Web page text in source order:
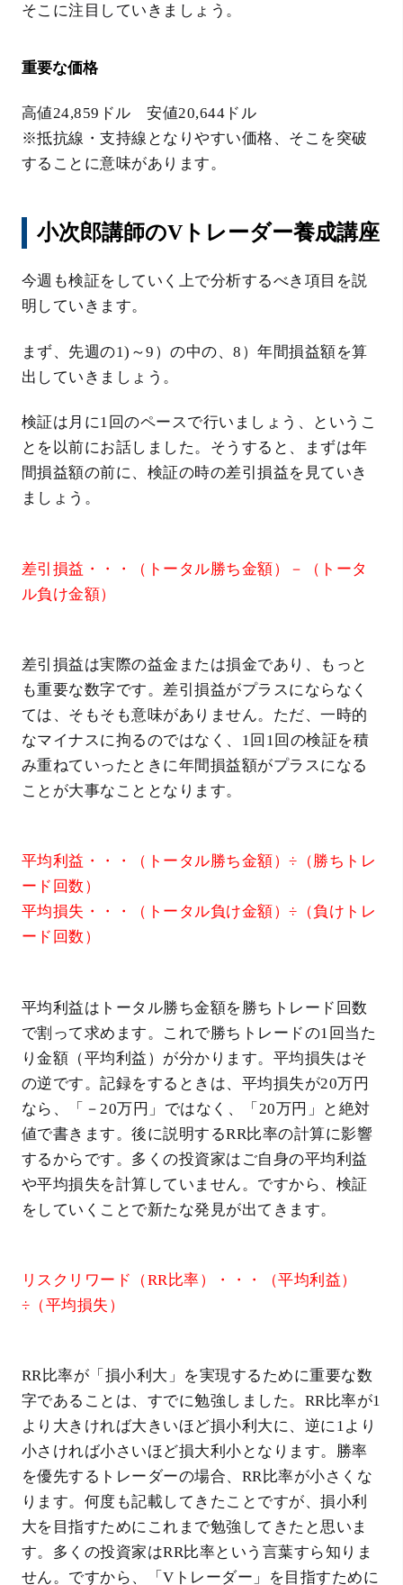
そこに注目していきましょう。
重要な価格
高値24,859ドル 安値20,644ドル
※抵抗線・支持線となりやすい価格、そこを突破
することに意味があります。
小次郎講師のVトレーダー養成講座
今週も検証をしていく上で分析するべき項目を説
明していきます。
まず、先週の1)～9）の中の、8）年間損益額を算
出していきましょう。
検証は月に1回のペースで行いましょう、というこ
とを以前にお話しました。そうすると、まずは年
間損益額の前に、検証の時の差引損益を見ていき
ましょう。
差引損益・・・（トータル勝ち金額）－（トータ
ル負け金額）
差引損益は実際の益金または損金であり、もっと
も重要な数字です。差引損益がプラスにならなく
ては、そもそも意味がありません。ただ、一時的
なマイナスに拘るのではなく、1回1回の検証を積
み重ねていったときに年間損益額がプラスになる
ことが大事なこととなります。
平均利益・・・（トータル勝ち金額）÷（勝ちトレ
ード回数）
平均損失・・・（トータル負け金額）÷（負けトレ
ード回数）
平均利益はトータル勝ち金額を勝ちトレード回数
で割って求めます。これで勝ちトレードの1回当た
り金額（平均利益）が分かります。平均損失はそ
の逆です。記録をするときは、平均損失が20万円
なら、「－20万円」ではなく、「20万円」と絶対
値で書きます。後に説明するRR比率の計算に影響
するからです。多くの投資家はご自身の平均利益
や平均損失を計算していません。ですから、検証
をしていくことで新たな発見が出てきます。
リスクリワード（RR比率）・・・（平均利益）
÷（平均損失）
RR比率が「損小利大」を実現するために重要な数
字であることは、すでに勉強しました。RR比率が1
より大きければ大きいほど損小利大に、逆に1より
小さければ小さいほど損大利小となります。勝率
を優先するトレーダーの場合、RR比率が小さくな
ります。何度も記載してきたことですが、損小利
大を目指すためにこれまで勉強してきたと思いま
す。多くの投資家はRR比率という言葉すら知りま
せん。ですから、「Vトレーダー」を目指すために